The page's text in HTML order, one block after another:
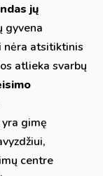
jų
gyvena
nėra atsitiktinis
atlieka svarbų
gimę
centre